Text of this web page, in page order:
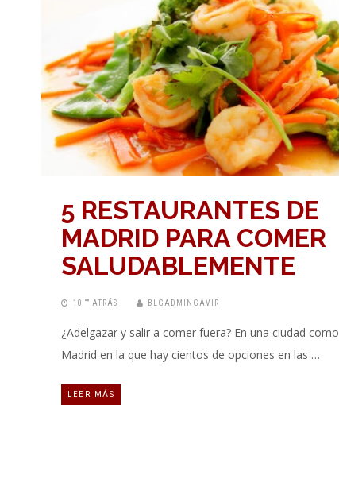
5 RESTAURANTES DE
MADRID PARA COMER
SALUDABLEMENTE
10 “” ATRÁS BLGADMINGAVIR
¿Adelgazar y salir a comer fuera? En una ciudad como
Madrid en la que hay cientos de opciones en las …
LEER MÁS